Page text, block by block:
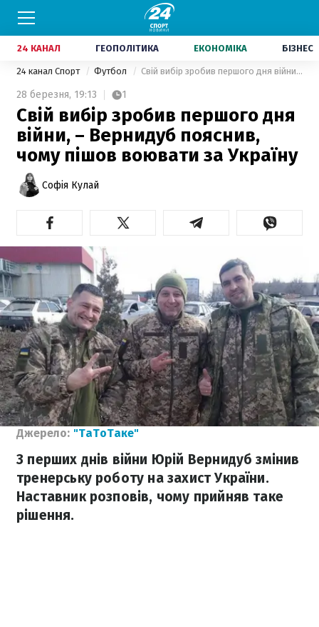
24 КАНАЛ ГЕОПОЛІТИКА ЕКОНОМІКА БІЗНЕС
24 канал Спорт Футбол Свій вибір зробив першого дня війни, – Вернидуб пояснив, чому пішов воювати за Україну
28 березня, 19:13 1
Свій вибір зробив першого дня
війни, – Вернидуб пояснив,
чому пішов воювати за Україну
Софія Кулай
Джерело: "ТаТоТаке"
З перших днів війни Юрій Вернидуб змінив
тренерську роботу на захист України.
Наставник розповів, чому прийняв таке
рішення.